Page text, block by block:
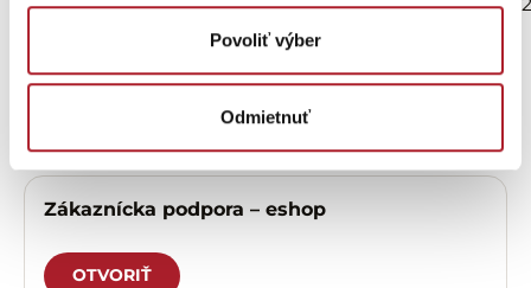
Povoliť výber
Odmietnuť
19,70 € 16,70 €
Zákaznícka podpora – eshop
OTVORIŤ